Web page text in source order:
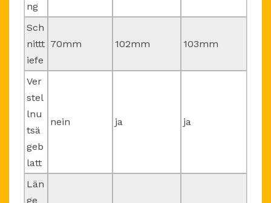
ng
Sch
nittt
iefe
70mm 102mm 103mm
Ver
stel
lnu
tsä
geb
latt
nein ja ja
Län
ge